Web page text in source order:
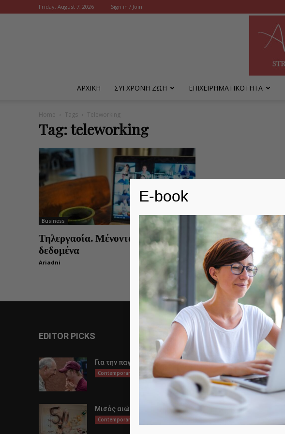
Friday, August 7, 2026 Sign in / Join
ΑΡΧΙΚΗ ΣΥΓΧΡΟΝΗ ΖΩΗ ΕΠΙΧΕΙΡΗΜΑΤΙΚΟΤΗΤΑ
Home Tags Teleworking
Tag: teleworking
Business
Τηλεργασία. Μένοντας σπίτι με τα νέα
δεδομένα
Ariadni 0
EDITOR PICKS
Για την παγκόσμια μέρα αυτισμού
Contemporary Life
Μισός αιώνας ζωής
Contemporary Life
POPULAR
E-book